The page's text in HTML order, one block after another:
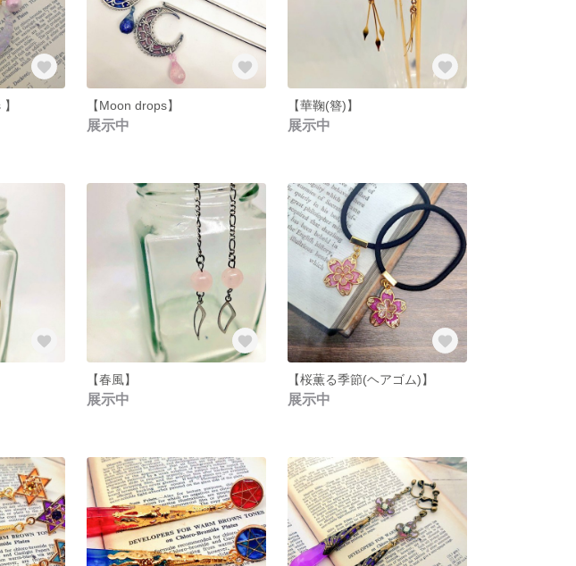
【Moon drops】
展示中
【華鞠(簪)】
展示中
【春風】
展示中
【桜薫る季節(ヘアゴム)】
展示中